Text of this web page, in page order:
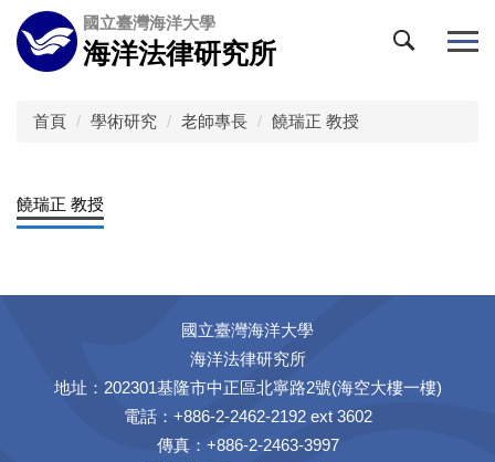
跳
到
主
國立臺灣海洋大學
海洋法律研究所
首頁 學術研究 老師專長 饒瑞正 教授
饒瑞正 教授
國立臺灣海洋大學
海洋法律研究所
地址：202301基隆市中正區北寧路2號(海空大樓一樓)
電話：+886-2-2462-2192 ext 3602
傳真：+886-2-2463-3997